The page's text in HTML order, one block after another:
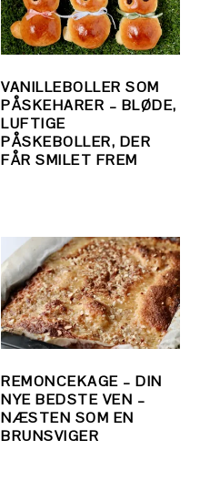
VANILLEBOLLER SOM
PÅSKEHARER – BLØDE,
LUFTIGE
PÅSKEBOLLER, DER
FÅR SMILET FREM
REMONCEKAGE – DIN
NYE BEDSTE VEN –
NÆSTEN SOM EN
BRUNSVIGER